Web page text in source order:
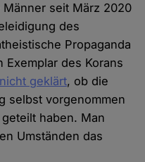
Männer seit März 2020
des
Propaganda
des Korans
nicht geklärt, ob die
selbst vorgenommen
haben. Man
Umständen das